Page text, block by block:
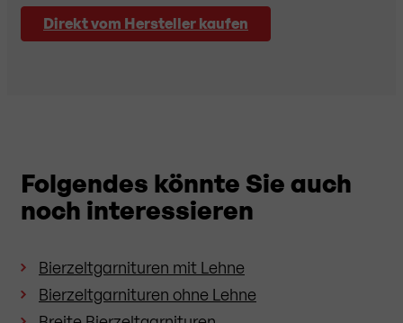
Direkt vom Hersteller kaufen
Folgendes könnte Sie auch
noch interessieren
Bierzeltgarnituren mit Lehne
Bierzeltgarnituren ohne Lehne